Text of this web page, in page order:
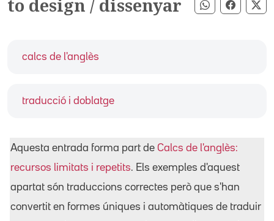
to design / dissenyar Compartir
calcs de l'anglès
traducció i doblatge
Aquesta entrada forma part de Calcs de l'anglès:
recursos limitats i repetits. Els exemples d'aquest
apartat són traduccions correctes però que s'han
convertit en formes úniques i automàtiques de traduir